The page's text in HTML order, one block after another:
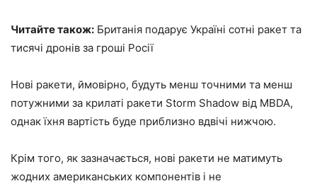
Читайте також: Британія подарує Україні сотні ракет та
тисячі дронів за гроші Росії
Нові ракети, ймовірно, будуть менш точними та менш
потужними за крилаті ракети Storm Shadow від MBDA,
однак їхня вартість буде приблизно вдвічі нижчою.
Крім того, як зазначається, нові ракети не матимуть
жодних американських компонентів і не